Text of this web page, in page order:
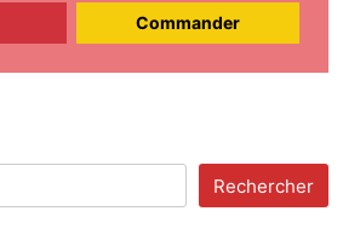
Commander
Rechercher